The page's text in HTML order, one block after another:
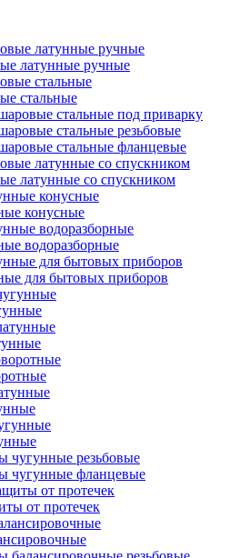
латунные ручные
стальные
стальные под приварку
стальные резьбовые
стальные фланцевые
латунные со спускником
конусные
водоразборные
для бытовых приборов
чугунные резьбовые
чугунные фланцевые
от протечек